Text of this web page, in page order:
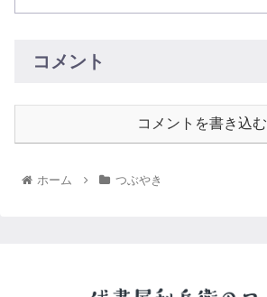
コメント
コメントを書き込む
ホーム つぶやき